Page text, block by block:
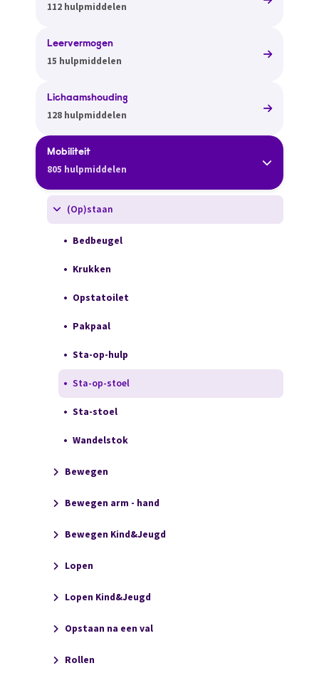
112 hulpmiddelen
Leervermogen
15 hulpmiddelen
Lichaamshouding
128 hulpmiddelen
Mobiliteit
805 hulpmiddelen
(Op)staan
Bedbeugel
Krukken
Opstatoilet
Pakpaal
Sta-op-hulp
Sta-op-stoel
Sta-stoel
Wandelstok
Bewegen
Bewegen arm - hand
Bewegen Kind&Jeugd
Lopen
Lopen Kind&Jeugd
Opstaan na een val
Rollen